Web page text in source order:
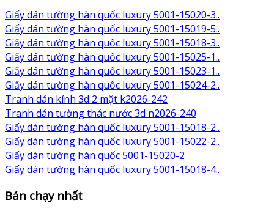
Giấy dán tường hàn quốc luxury 5001-15020-3..
Giấy dán tường hàn quốc luxury 5001-15019-5..
Giấy dán tường hàn quốc luxury 5001-15018-3..
Giấy dán tường hàn quốc luxury 5001-15025-1..
Giấy dán tường hàn quốc luxury 5001-15023-1..
Giấy dán tường hàn quốc luxury 5001-15024-2..
Tranh dán kính 3d 2 mặt k2026-242
Tranh dán tường thác nước 3d n2026-240
Giấy dán tường hàn quốc luxury 5001-15018-2..
Giấy dán tường hàn quốc luxury 5001-15022-2..
Giấy dán tường hàn quốc 5001-15020-2
Giấy dán tường hàn quốc luxury 5001-15018-4..
Bán chạy nhất